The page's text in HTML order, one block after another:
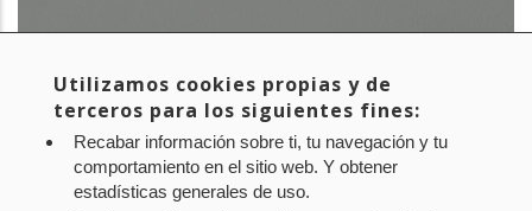
CONOCE LAS OPORTUNIDADES LABORALES
DE TRACASA INSTRUMENTAL Y TRACASA
Utilizamos cookies propias y de
terceros para los siguientes fines:
Recabar información sobre ti, tu navegación y tu
comportamiento en el sitio web. Y obtener
estadísticas generales de uso.